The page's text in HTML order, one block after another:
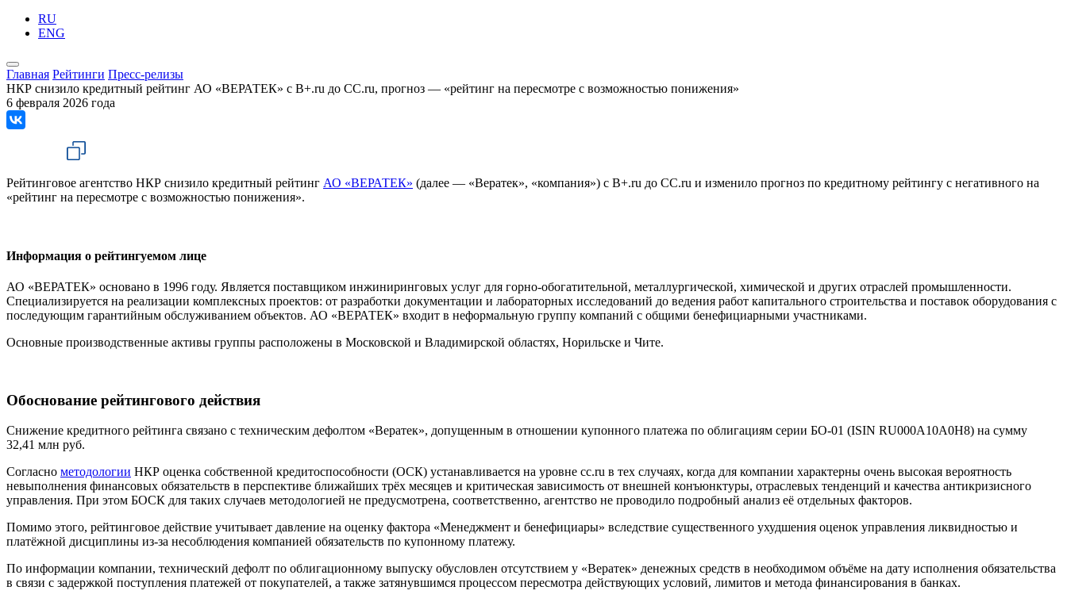
RU
ENG
Главная Рейтинги Пресс-релизы
НКР снизило кредитный рейтинг АО «ВЕРАТЕК» с B+.ru до CC.ru, прогноз — «рейтинг на пересмотре с возможностью понижения»
6 февраля 2026 года
Рейтинговое агентство НКР снизило кредитный рейтинг АО «ВЕРАТЕК» (далее — «Вератек», «компания») с B+.ru до CC.ru и изменило прогноз по кредитному рейтингу с негативного на
«рейтинг на пересмотре с возможностью понижения».
Информация о рейтингуемом лице
АО «ВЕРАТЕК» основано в 1996 году. Является поставщиком инжиниринговых услуг для горно-обогатительной, металлургической, химической и других отраслей промышленности.
Специализируется на реализации комплексных проектов: от разработки документации и лабораторных исследований до ведения работ капитального строительства и поставок оборудования с
последующим гарантийным обслуживанием объектов. АО «ВЕРАТЕК» входит в неформальную группу компаний с общими бенефициарными участниками.
Основные производственные активы группы расположены в Московской и Владимирской областях, Норильске и Чите.
Обоснование рейтингового действия
Снижение кредитного рейтинга связано с техническим дефолтом «Вератек», допущенным в отношении купонного платежа по облигациям серии БО-01 (ISIN RU000A10A0H8) на сумму
32,41 млн руб.
Согласно методологии НКР оценка собственной кредитоспособности (ОСК) устанавливается на уровне cc.ru в тех случаях, когда для компании характерны очень высокая вероятность
невыполнения финансовых обязательств в перспективе ближайших трёх месяцев и критическая зависимость от внешней конъюнктуры, отраслевых тенденций и качества антикризисного
управления. При этом БОСК для таких случаев методологией не предусмотрена, соответственно, агентство не проводило подробный анализ её отдельных факторов.
Помимо этого, рейтинговое действие учитывает давление на оценку фактора «Менеджмент и бенефициары» вследствие существенного ухудшения оценок управления ликвидностью и
платёжной дисциплины из-за несоблюдения компанией обязательств по купонному платежу.
По информации компании, технический дефолт по облигационному выпуску обусловлен отсутствием у «Вератек» денежных средств в необходимом объёме на дату исполнения обязательства
в связи с задержкой поступления платежей от покупателей, а также затянувшимся процессом пересмотра действующих условий, лимитов и метода финансирования в банках.